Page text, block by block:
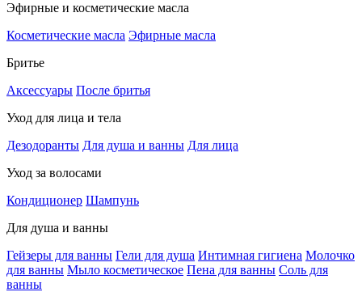
Эфирные и косметические масла
Косметические масла Эфирные масла
Бритье
Аксессуары После бритья
Уход для лица и тела
Дезодоранты Для душа и ванны Для лица
Уход за волосами
Кондиционер Шампунь
Для душа и ванны
Гейзеры для ванны Гели для душа Интимная гигиена Молочко
для ванны Мыло косметическое Пена для ванны Соль для
ванны